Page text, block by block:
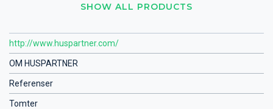
SHOW ALL PRODUCTS
http://www.huspartner.com/
OM HUSPARTNER
Referenser
Tomter